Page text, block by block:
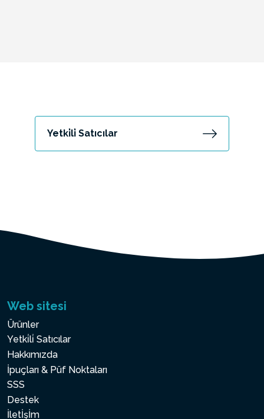
Yetki̇li̇ Satıcılar
Web sitesi
Ürünler
Yetki̇li̇ Satıcılar
Hakkımızda
İpuçları & Püf Noktaları
SSS
Destek
İletİşİm